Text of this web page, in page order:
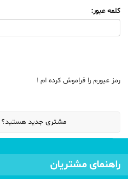
کلمه عبور:
رمز عبورم را فراموش کرده ام !
مشتری جدید هستید؟
راهنمای مشتریان